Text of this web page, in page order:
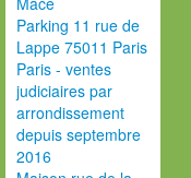
Parking 11 rue de
Lappe 75011 Paris
Paris - ventes
judiciaires par
arrondissement
depuis septembre
2016